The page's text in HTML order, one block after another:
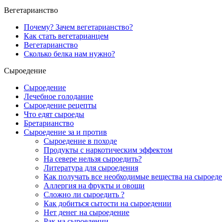
Вегетарианство
Почему? Зачем вегетарианство?
Как стать вегетарианцем
Вегетарианство
Сколько белка нам нужно?
Сыроедение
Сыроедение
Лечебное голодание
Сыроедение рецепты
Что едят сыроеды
Бретарианство
Сыроедение за и против
Сыроедение в походе
Продукты с наркотическим эффектом
На севере нельзя сыроедить?
Литература для сыроедения
Как получать все необходимые вещества на
Аллергия на фрукты и овощи
Сложно ли сыроедить ?
Как добиться сытости на сыроедении
Нет денег на сыроедение